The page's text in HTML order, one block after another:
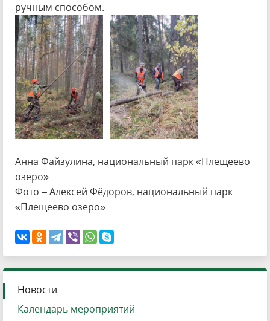
ручным способом.
Анна Файзулина, национальный парк «Плещеево
озеро»
Фото – Алексей Фёдоров, национальный парк
«Плещеево озеро»
Новости
Календарь мероприятий